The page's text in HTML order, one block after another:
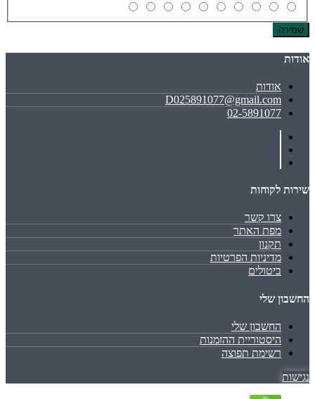
שמירה
אודות
אודות
D025891077@gmail.com
02-5891077
שירות לקוחות
צרו קשר
מפת האתר
תקנון
מדיניות הפרטיות
ביטולים
החשבון שלי
החשבון שלי
היסטוריית ההזמנות
רשימת תפוצה
נגישות